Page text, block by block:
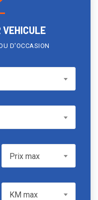
VEHICULE
D'OCCASION
Prix maxPrix max
KM max